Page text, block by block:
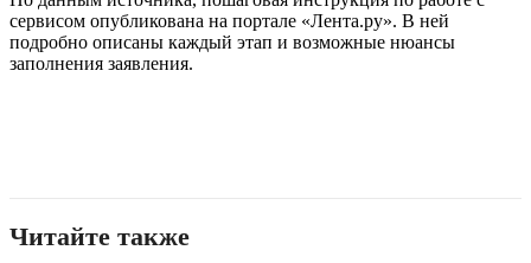
сервисом опубликована на портале «Лента.ру». В ней
подробно описаны каждый этап и возможные нюансы
заполнения заявления.
Читайте также